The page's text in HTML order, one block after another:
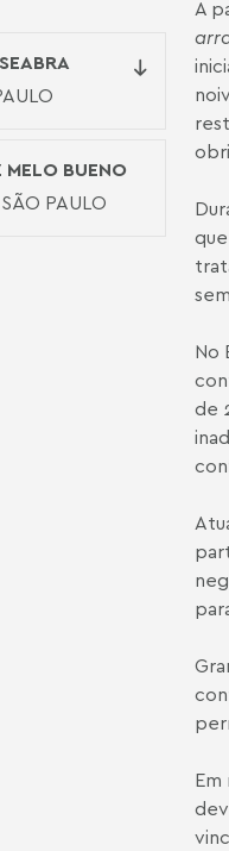
BUENO
PAULO
A
No
de